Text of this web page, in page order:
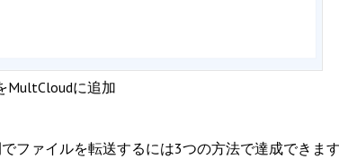
MultCloudに追加
ファイルを転送するには3つの方法で達成できます